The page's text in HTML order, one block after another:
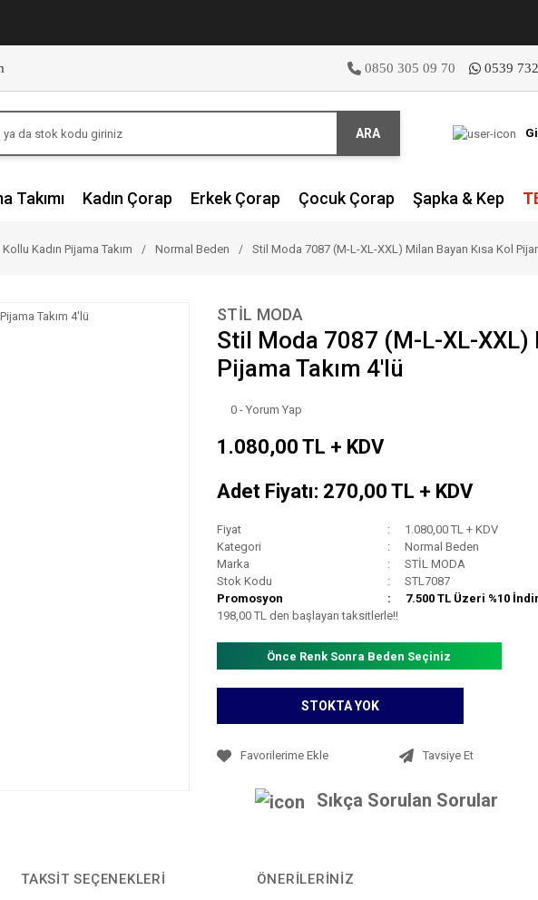
0850 305 09 70 0539
ARA
Takımı Kadın Çorap Erkek Çorap Çocuk Çorap Şapka & Kep
Kollu Kadın Pijama Takım Normal Beden Stil Moda 7087 (M-L-XL-XXL) Milan Bayan Kısa Kol
STİL MODA
Stil Moda 7087 (M-L-XL-XXL)
Pijama Takım 4'lü
0 - Yorum Yap
1.080,00 TL + KDV
Adet Fiyatı: 270,00 TL + KDV
Fiyat
1.080,00 TL + KDV
Kategori
Normal Beden
Marka
STİL MODA
Stok Kodu
STL7087
Promosyon
7.500 TL Üzeri %10
198,00 TL den başlayan taksitlerle!!
Önce Renk Sonra Beden Seçiniz
STOKTA YOK
Tavsiye Et
Sıkça Sorulan Sorular
TAKSIT SEÇENEKLERI ÖNERILERINIZ